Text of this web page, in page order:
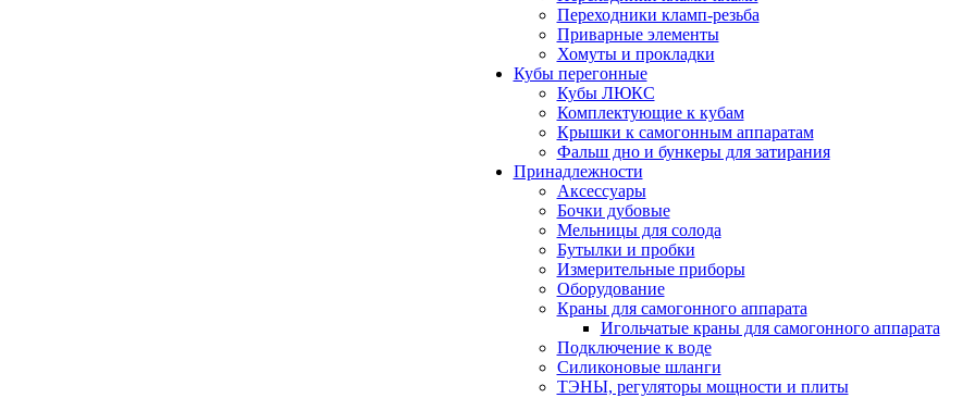
Переходники кламп-резьба
Приварные элементы
Хомуты и прокладки
Кубы перегонные
Кубы ЛЮКС
Комплектующие к кубам
Крышки к самогонным аппаратам
Фальш дно и бункеры для затирания
Принадлежности
Аксессуары
Бочки дубовые
Мельницы для солода
Бутылки и пробки
Измерительные приборы
Оборудование
Краны для самогонного аппарата
Игольчатые краны для самогонного аппарата
Подключение к воде
Силиконовые шланги
ТЭНЫ, регуляторы мощности и плиты